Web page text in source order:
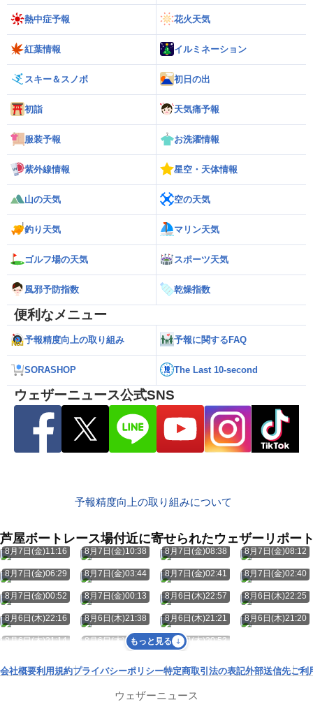
熱中症予報 花火天気
紅葉情報 イルミネーション
スキー＆スノボ 初日の出
初詣 天気痛予報
服装予報 お洗濯情報
紫外線情報 星空・天体情報
山の天気 空の天気
釣り天気 マリン天気
ゴルフ場の天気 スポーツ天気
風邪予防指数 乾燥指数
便利なメニュー
予報精度向上の取り組み 予報に関するFAQ
SORASHOP The Last 10-second
ウェザーニュース公式SNS
予報精度向上の取り組みについて
芦屋ボートレース場付近に寄せられたウェザーリポー
8月7日(金)11:16 8月7日(金)10:38 8月7日(金)08:38 8月7日(金)08:12
8月7日(金)06:29 8月7日(金)03:44 8月7日(金)02:41 8月7日(金)02:40
8月7日(金)00:52 8月7日(金)00:13 8月6日(木)22:57 8月6日(木)22:25
8月6日(木)22:16 8月6日(木)21:38 8月6日(木)21:21 8月6日(木)21:20
8月6日(木)21:14 8月6日(木)20:55 8月6日(木)20:53
もっと見る
会社概要利用規約プライバシーポリシー特定商取引法の表記外部送信先ご利
ウェザーニュース